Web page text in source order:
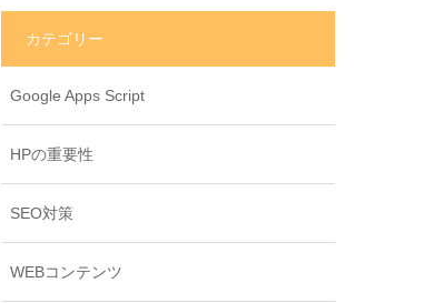
カテゴリー
Google Apps Script
HPの重要性
SEO対策
WEBコンテンツ